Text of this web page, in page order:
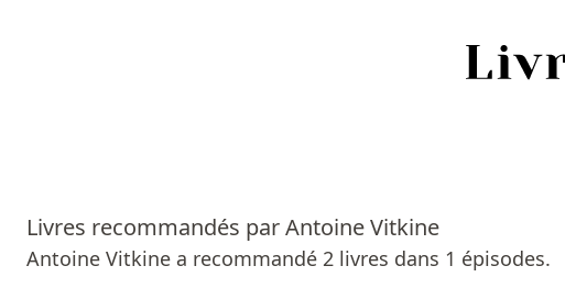
Livres recommandés par Antoine Vitkine
Antoine Vitkine a recommandé 2 livres dans 1 épisodes.
Sources